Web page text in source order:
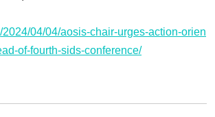
2024/04/04/aosis-chair-urges-action-orien
of-fourth-sids-conference/